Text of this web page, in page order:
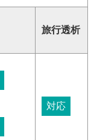
旅行透析
対応